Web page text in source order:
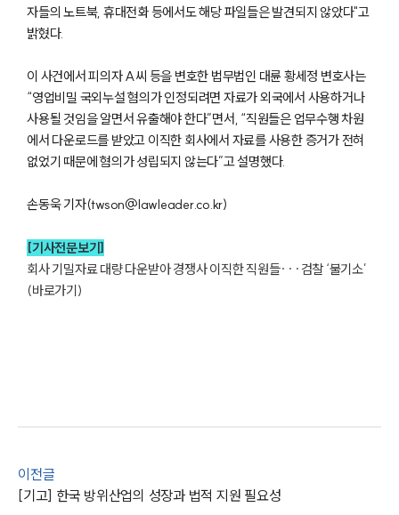
그룹소개
자들의 노트북, 휴대전화 등에서도 해당 파일들은 발견되지 않았다"고
밝혔다.
이 사건에서 피의자 A씨 등을 변호한 법무법인 대륜 황세정 변호사는
“영업비밀 국외누설 혐의가 인정되려면 자료가 외국에서 사용하거나
사용될 것임을 알면서 유출해야 한다”면서, “직원들은 업무수행 차원
에서 다운로드를 받았고 이직한 회사에서 자료를 사용한 증거가 전혀
없었기 때문에 혐의가 성립되지 않는다”고 설명했다.
손동욱 기자(twson@lawleader.co.kr)
[기사전문보기]
회사 기밀자료 대량 다운받아 경쟁사 이직한 직원들···검찰 ‘불기소’
(바로가기)
이전글
[기고] 한국 방위산업의 성장과 법적 지원 필요성